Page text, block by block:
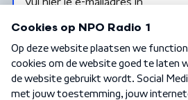
Algemene voorwaarden